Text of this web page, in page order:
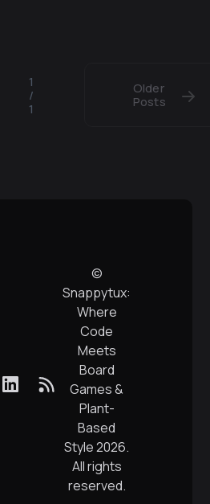
1
/
1
Older
Posts
©
Snappytux:
Where
Code
Meets
Board
Games &
Plant-
Based
Style2026.
All rights
reserved.